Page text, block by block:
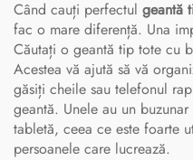
Când cauți perfectul geantă
fac o mare diferență. Una
Căutați o geantă tip tote cu
Acestea vă ajută să vă
găsiți cheile sau telefonul
geantă. Unele au un
tabletă, ceea ce este foarte
persoanele care lucrează.